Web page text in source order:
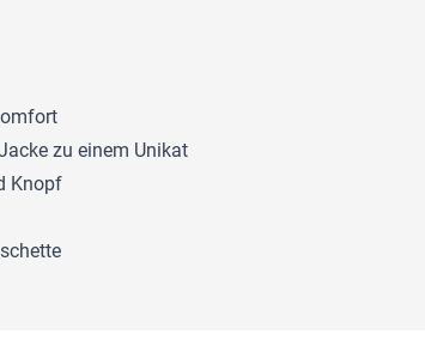
zu einem Unikat
Knopf